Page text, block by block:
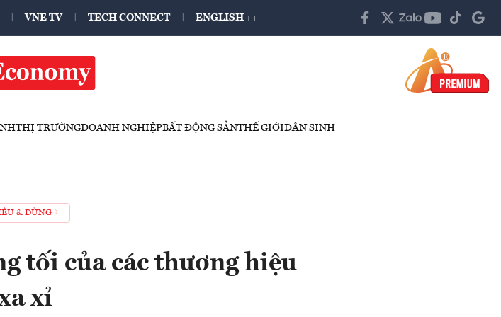
VNE TV TECH CONNECT ENGLISH ++
THỊ TRƯỜNGDOANH NGHIỆPBẤT ĐỘNG SẢNTHẾ GIỚIDÂN SINH
& DÙNG
tối của các thương hiệu
xỉ